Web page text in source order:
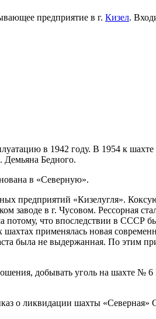
предприятие в г. Кизел.
в 1942 году. В 1954 к
Демьяна Бедного.
в «Северную».
предприятий «Кизелугля».
заводе в г. Чусовом. Рессорная
потому, что впоследствии в СССР
применялась новая
была не выдержанная. По этим
добывать уголь на шахте №
о ликвидации шахты